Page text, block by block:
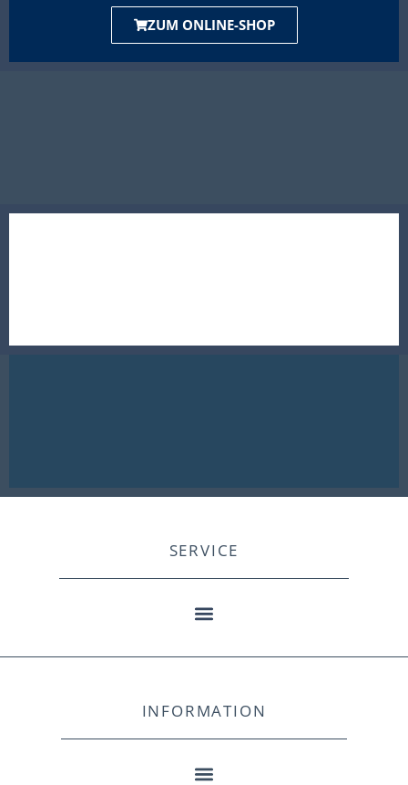
ZUM ONLINE-SHOP
SERVICE
INFORMATION